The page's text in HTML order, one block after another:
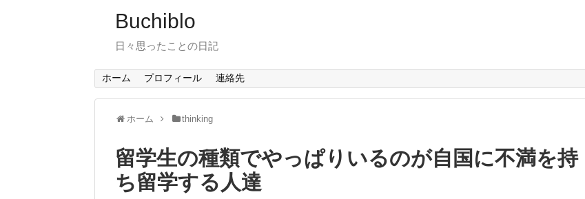
Buchiblo
日々思ったことの日記
ホーム プロフィール 連絡先
ホーム thinking
留学生の種類でやっぱりいるのが自国に不満を持
ち留学する人達